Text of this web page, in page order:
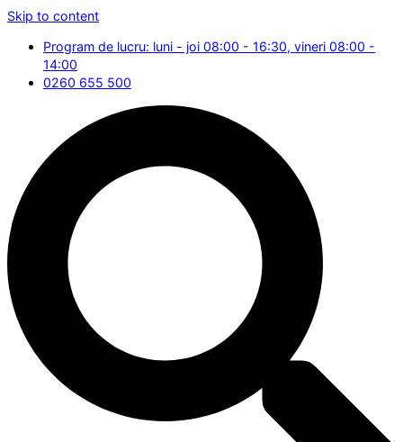
Skip to content
Program de lucru: luni - joi 08:00 - 16:30, vineri 08:00 -
14:00
0260 655 500